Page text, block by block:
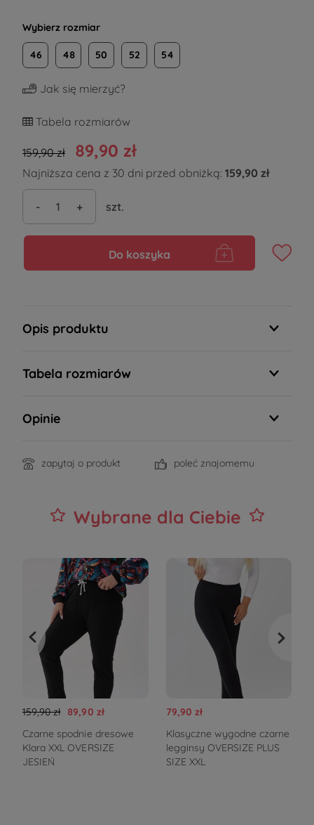
Wybierz rozmiar
46 48 50 52 54
Jak się mierzyć?
Tabela rozmiarów
159,90 zł 89,90 zł
Najniższa cena z 30 dni przed obniżką: 159,90 zł
- + szt.
Do koszyka
Opis produktu
Tabela rozmiarów
Opinie
zapytaj o produkt poleć znajomemu
Wybrane dla Ciebie
159,90 zł 89,90 zł
Czarne spodnie dresowe
Klara XXL OVERSIZE
JESIEŃ
79,90 zł
Klasyczne wygodne czarne
legginsy OVERSIZE PLUS
SIZE XXL